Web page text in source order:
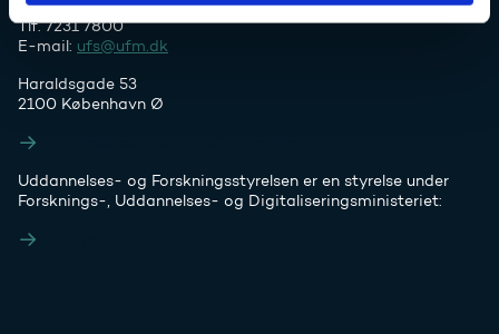
Tlf. 7231 7800
E-mail: ufs@ufm.dk
Haraldsgade 53
2100 København Ø
Uddannelses- og Forskningsstyrelsen er en styrelse under
Forsknings-, Uddannelses- og Digitaliseringsministeriet: